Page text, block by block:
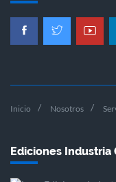
Inicio Nosotros
Ediciones Industria